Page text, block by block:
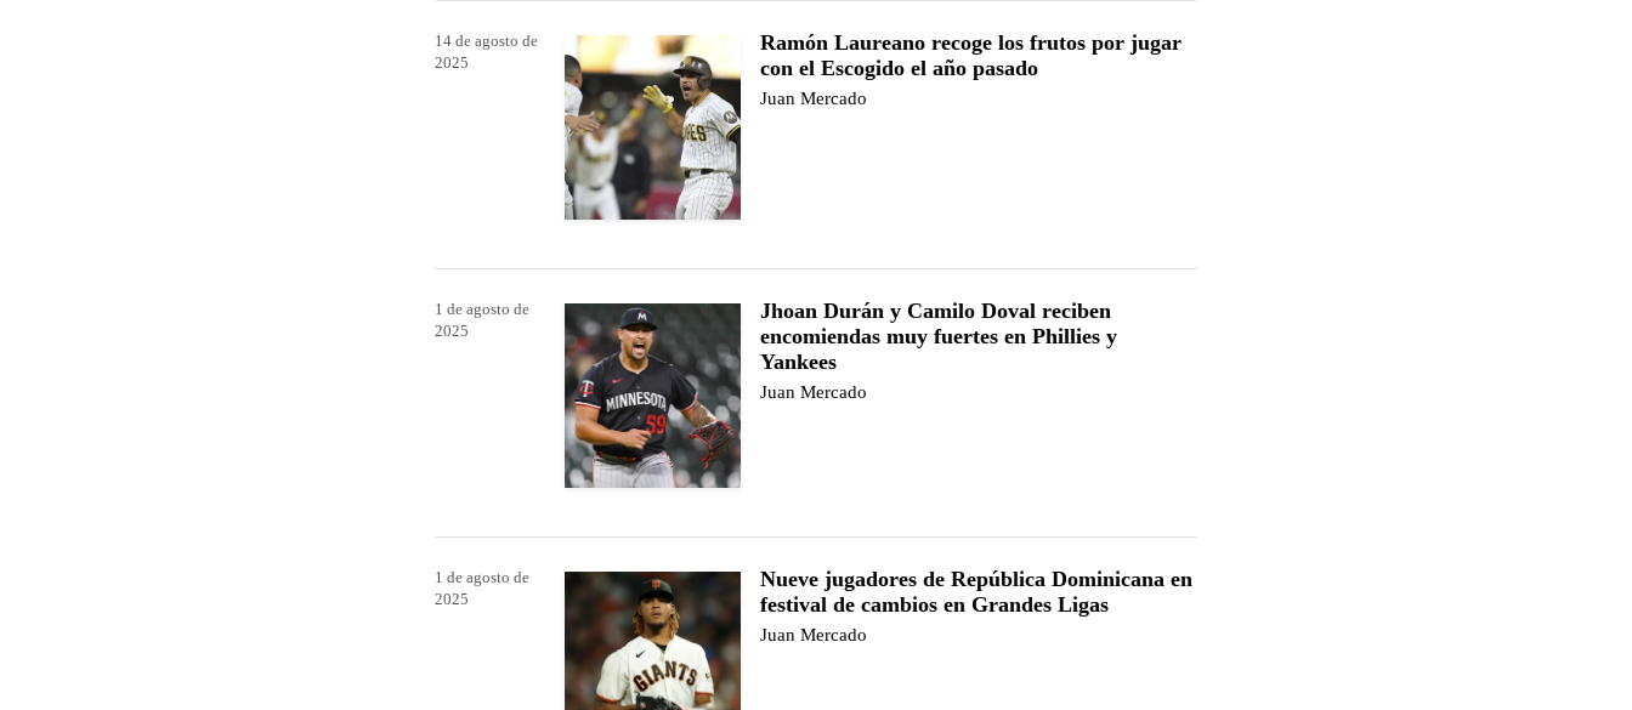
14 de agosto de
2025
Ramón Laureano recoge los frutos por jugar
con el Escogido el año pasado
Juan Mercado
1 de agosto de
2025
Jhoan Durán y Camilo Doval reciben
encomiendas muy fuertes en Phillies y
Yankees
Juan Mercado
1 de agosto de
2025
Nueve jugadores de República Dominicana en
festival de cambios en Grandes Ligas
Juan Mercado